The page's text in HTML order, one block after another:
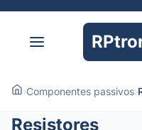
›Componentes passivos›
Resistores